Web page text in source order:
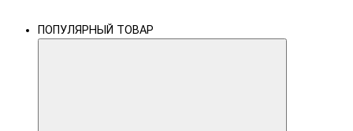
ПОПУЛЯРНЫЙ ТОВАР